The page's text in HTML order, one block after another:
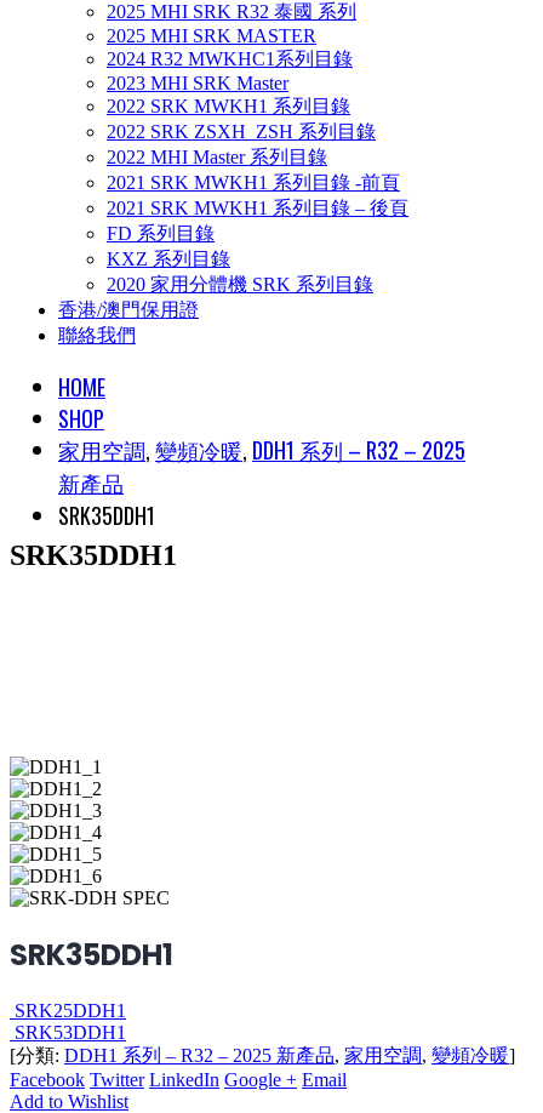
2025 MHI SRK R32 泰國 系列
2025 MHI SRK MASTER
2024 R32 MWKHC1系列目錄
2023 MHI SRK Master
2022 SRK MWKH1 系列目錄
2022 SRK ZSXH_ZSH 系列目錄
2022 MHI Master 系列目錄
2021 SRK MWKH1 系列目錄 -前頁
2021 SRK MWKH1 系列目錄 – 後頁
FD 系列目錄
KXZ 系列目錄
2020 家用分體機 SRK 系列目錄
香港/澳門保用證
聯絡我們
HOME
SHOP
家用空調,變頻冷暖, DDH1 系列 – R32 – 2025
新產品
SRK35DDH1
SRK35DDH1
SRK35DDH1
SRK25DDH1
SRK53DDH1
[分類: DDH1 系列 – R32 – 2025 新產品, 家用空調, 變頻冷暖]
Facebook Twitter LinkedIn Google + Email
Add to Wishlist